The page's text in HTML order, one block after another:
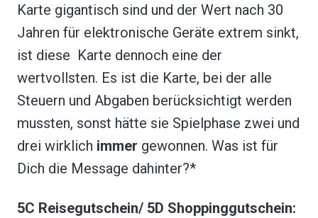
Karte gigantisch sind und der Wert nach 30
Jahren für elektronische Geräte extrem sinkt,
ist diese Karte dennoch eine der
wertvollsten. Es ist die Karte, bei der alle
Steuern und Abgaben berücksichtigt werden
mussten, sonst hätte sie Spielphase zwei und
drei wirklich immer gewonnen. Was ist für
Dich die Message dahinter?*
5C Reisegutschein/ 5D Shoppinggutschein: